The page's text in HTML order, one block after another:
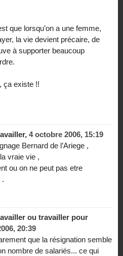
que lorsqu’on a une femme,
la vie devient précaire, de
à supporter beaucoup
ça existe !!
4 octobre 2006, 15:19
Bernard de l’Ariege ,
vraie vie ,
ou on ne peut pas etre
.
ou travailler pour
20:39
que la résignation semble
nombre de salariés... ce qui